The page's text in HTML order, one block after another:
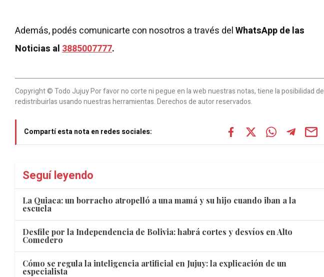
Además, podés comunicarte con nosotros a través delWhatsApp de las
Noticias al3885007777.
Copyright © Todo Jujuy Por favor no corte ni pegue en la web nuestras notas, tiene la posibilidad de
redistribuirlas usando nuestras herramientas. Derechos de autor reservados.
Compartí esta nota en redes sociales:
Seguí leyendo
La Quiaca: un borracho atropelló a una mamá y su hijo cuando iban a la
escuela
Desfile por la Independencia de Bolivia: habrá cortes y desvíos en Alto
Comedero
Cómo se regula la inteligencia artificial en Jujuy: la explicación de un
especialista